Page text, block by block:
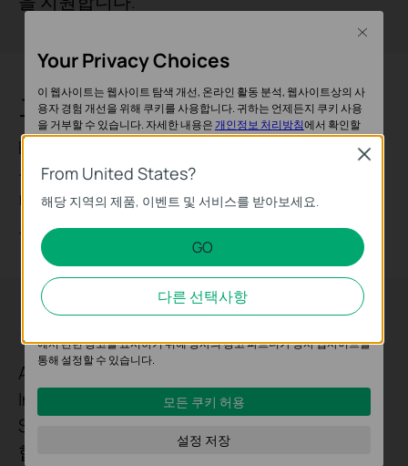
고가용성
ERPS(Ethernet Ring Protection Switching) 기
능으로 링 토폴로지를 빠르게 보호하고 복구하
며, 이는 중간 규모 비즈니스 환경에서 네트워
크 가동시간을 유지하는 데 필수적입니다.
강력한 보안 기능
ACL 지원(IPv4 및 IPv6), DAI(Dynamic ARP
Inspection), IEEE 802.1X, MAB, 포트 보안,
SSH(Secure Shell)를 통해 다양한 네트워크 위
협을 방어합니다.
From United States?
해당 지역의 제품, 이벤트 및 서비스를 받아보세요.
GO
다른 선택사항
Close
Your Privacy Choices
이 웹사이트는 웹사이트 탐색 개선, 온라인 활동 분석, 웹사이트상의 사
용자 경험 개선을 위해 쿠키를 사용합니다. 귀하는 언제든지 쿠키 사용
을 거부할 수 있습니다. 자세한 내용은개인정보 처리방침에서 확인할
수 있습니다.
기본 쿠키
이 쿠키는 웹사이트가 작동하는 데 필요하며 사용자의 시스템에서 비활
분석 및 마케팅 쿠키
분석 쿠키는 웹사이트의 기능을 개선하고 조정하기 위해 웹사이트에서
의 사용자 활동을 분석하는 데 사용하는 쿠키입니다.
에서 관련 광고를 표시하기 위해 당사의 광고 파트너가 당사 웹사이트를
통해 설정할 수 있습니다.
모든 쿠키 허용
설정 저장
Close